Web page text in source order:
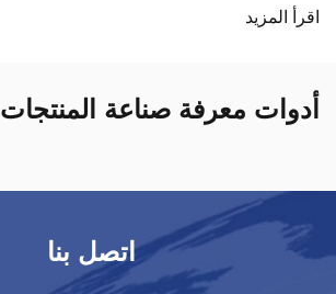
أدوات معرفة صناعة المنتجات
اتصل بنا